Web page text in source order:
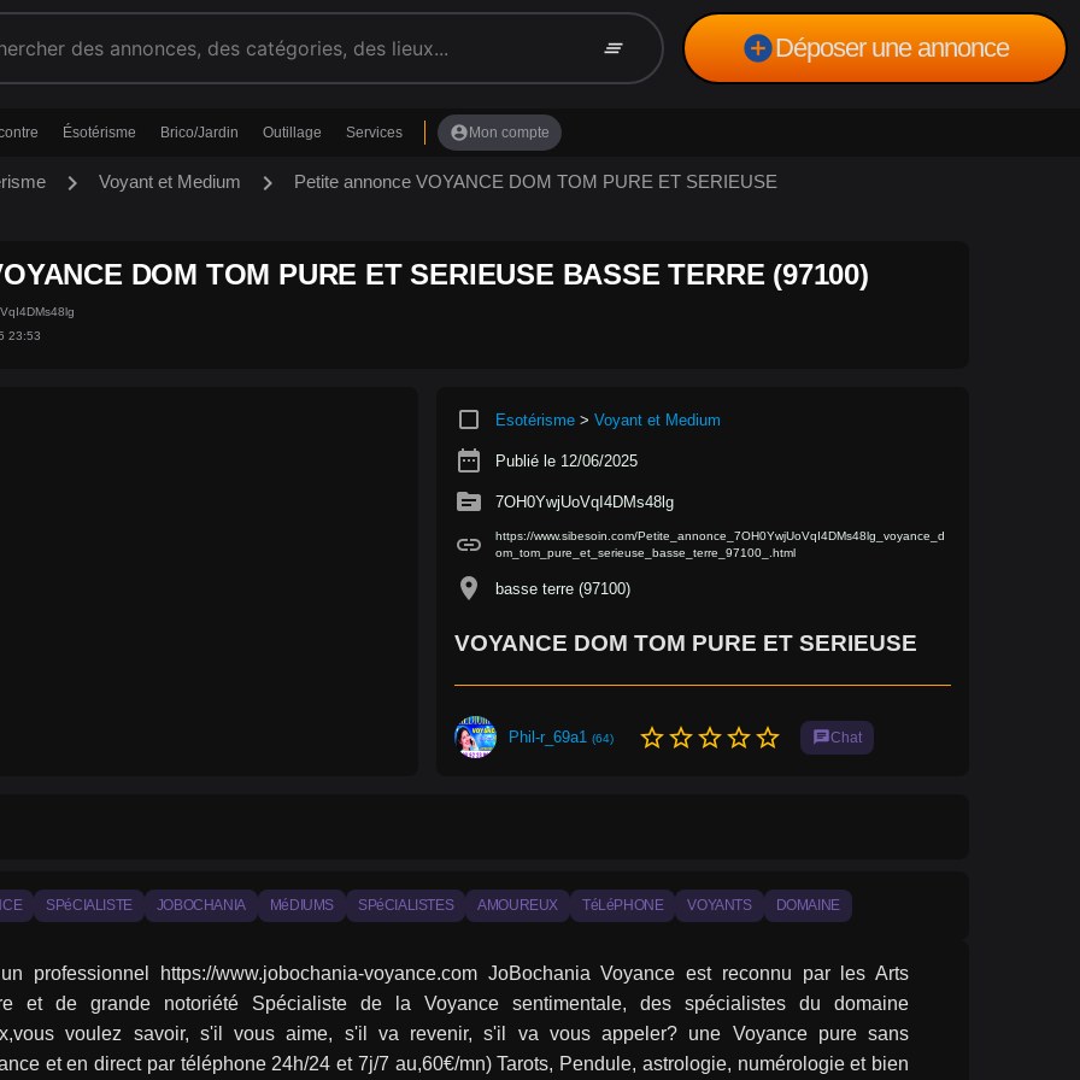
clear_all add_circleDéposer une annonce
Ésotérisme Brico/Jardin Outillage Services account_circle Mon compte
chevron_right Voyant et Medium chevron_right Petite annonce VOYANCE DOM TOM PURE ET SERIEUSE
DOM TOM PURE ET SERIEUSE BASSE TERRE (97100)
23:53
crop_square Esotérisme> Voyant et Medium
date_range Publié le 12/06/2025
source 7OH0YwjUoVqI4DMs48lg
link
https://www.sibesoin.com/Petite_annonce_7OH0YwjUoVqI4DMs48lg_voyance_d
om_tom_pure_et_serieuse_basse_terre_97100_.html
location_on basse terre (97100)
VOYANCE DOM TOM PURE ET SERIEUSE
Phil-r_69a1 (64) star_borderstar_borderstar_borderstar_borderstar_border chatChat
SPéCIALISTE JOBOCHANIA MéDIUMS SPéCIALISTES AMOUREUX TéLéPHONE VOYANTS DOMAINE
professionnel https://www.jobochania-voyance.com JoBochania Voyance est reconnu par les Arts
et de grande notoriété Spécialiste de la Voyance sentimentale, des spécialistes du domaine
voulez savoir, s'il vous aime, s'il va revenir, s'il va vous appeler? une Voyance pure sans
et en direct par téléphone 24h/24 et 7j/7 au,60€/mn) Tarots, Pendule, astrologie, numérologie et bien